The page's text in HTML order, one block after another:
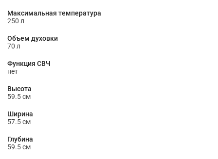
Максимальная температура
250 л
Объем духовки
70 л
Функция СВЧ
нет
Высота
59.5 см
Ширина
57.5 см
Глубина
59.5 см